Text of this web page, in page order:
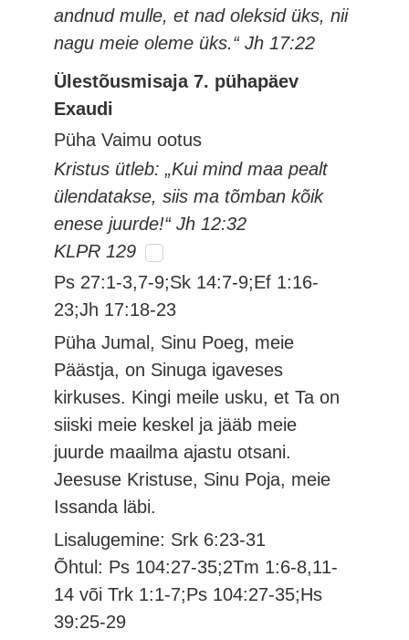
andnud mulle, et nad oleksid üks, nii
nagu meie oleme üks.“ Jh 17:22
Ülestõusmisaja 7. pühapäev
Exaudi
Püha Vaimu ootus
Kristus ütleb: „Kui mind maa pealt
ülendatakse, siis ma tõmban kõik
enese juurde!“ Jh 12:32
KLPR 129
Ps 27:1-3,7-9;Sk 14:7-9;Ef 1:16-
23;Jh 17:18-23
Püha Jumal, Sinu Poeg, meie
Päästja, on Sinuga igaveses
kirkuses. Kingi meile usku, et Ta on
siiski meie keskel ja jääb meie
juurde maailma ajastu otsani.
Jeesuse Kristuse, Sinu Poja, meie
Issanda läbi.
Lisalugemine: Srk 6:23-31
Õhtul: Ps 104:27-35;2Tm 1:6-8,11-
14 või Trk 1:1-7;Ps 104:27-35;Hs
39:25-29